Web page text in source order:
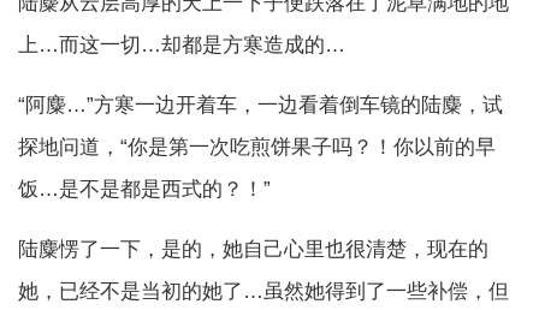
上…而这一切…却都是方寒造成的…
“阿麋…”方寒一边开着车，一边看着倒车镜的陆麋，试
探地问道，“你是第一次吃煎饼果子吗？！你以前的早
饭…是不是都是西式的？！”
陆麋愣了一下，是的，她自己心里也很清楚，现在的
她，已经不是当初的她了…虽然她得到了一些补偿，但